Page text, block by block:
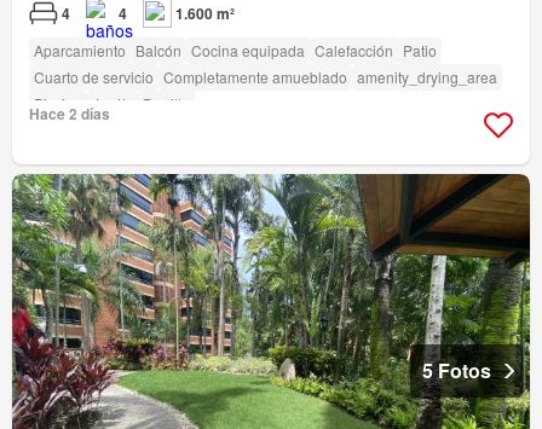
4 4 1.600 m²
Aparcamiento Balcón Cocina equipada Calefacción Patio
Cuarto de servicio Completamente amueblado amenity_drying_area
Piscina
Jardín Parrilla
Hace 2 días
5 Fotos